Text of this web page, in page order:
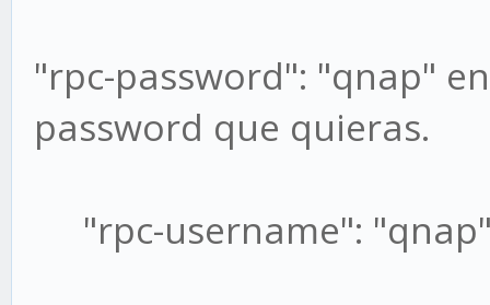
"rpc-password": "qnap"
password que quieras.
"rpc-username":